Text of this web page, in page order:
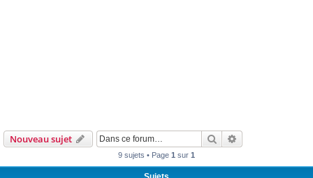
Nouveau sujet Rechercher
9 sujets • Page 1 sur 1